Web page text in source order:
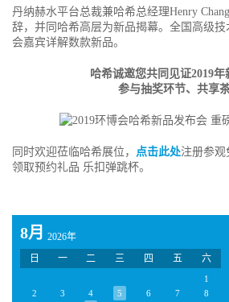
丹纳赫水平台总裁兼哈希总经理Henry
辞，并同哈希高层为新品揭幕。全国高级
会嘉宾详解数款新品。
哈希诚邀您共同见证2019年
参与抽奖环节、共享
同时欢迎莅临哈希展位， 点击此处注册参观
领取预约礼品 乐扣弹跳杯。
8月
2026年
日
一 二 三 四 五 六
1
2
3 4 5 6 7
8